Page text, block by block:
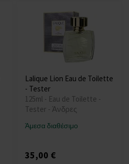
Lalique Lion Eau de Toilette
- Tester
125ml - Eau de Toilette -
Tester - Άνδρες
Άμεσα διαθέσιμο
35,00 €